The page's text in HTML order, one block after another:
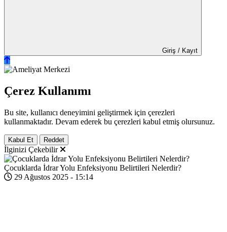
Giriş / Kayıt
Çerez Kullanımı
Bu site, kullanıcı deneyimini geliştirmek için çerezleri
kullanmaktadır. Devam ederek bu çerezleri kabul etmiş olursunuz.
Kabul Et Reddet
İlginizi Çekebilir
Çocuklarda İdrar Yolu Enfeksiyonu Belirtileri Nelerdir?
29 Ağustos 2025 - 15:14